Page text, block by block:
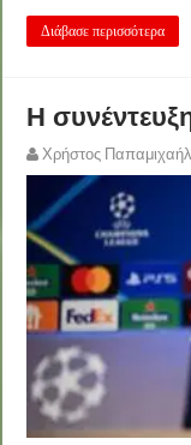
Διάβασε περισσότερα
Η
Χρήστος Παπαμιχαήλ